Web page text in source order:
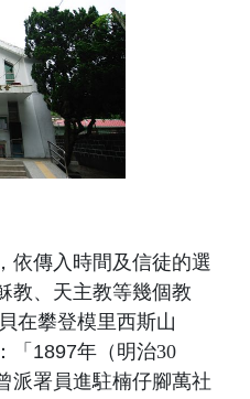
依傳入時間及信徒的選
教、天主教等幾個教
在攀登模里西斯山
「1897年 （明治30
派署員進駐楠仔腳萬社